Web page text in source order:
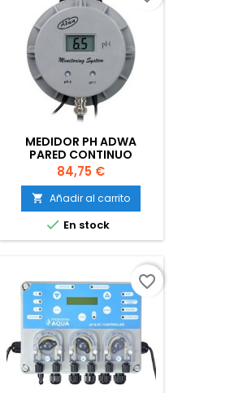
MEDIDOR PH ADWA
PARED CONTINUO
Precio
84,75 €
 Añadir al carrito
 En stock
favorite_border